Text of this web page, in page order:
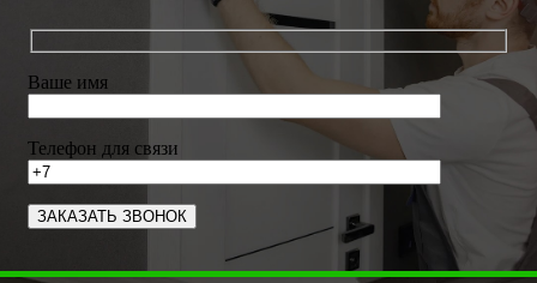
Ваше имя
Телефон для связи